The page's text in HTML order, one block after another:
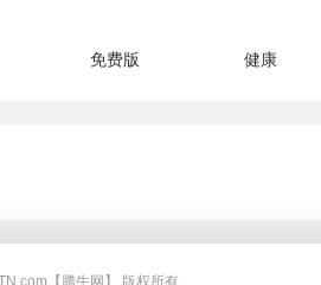
免费版 健康
【腾牛网】 版权所有